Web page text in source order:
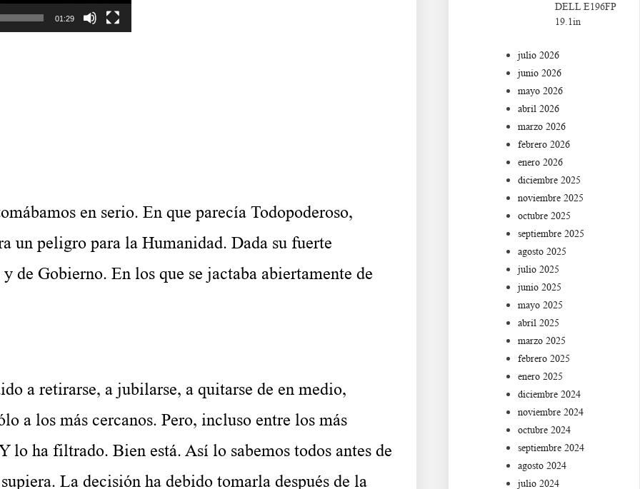
01:29
en serio. En que parecía Todopoderoso,
un peligro para la Humanidad. Dada su fuerte
de Gobierno. En los que se jactaba abiertamente de
retirarse, a jubilarse, a quitarse de en medio,
a los más cercanos. Pero, incluso entre los más
lo ha filtrado. Bien está. Así lo sabemos todos antes de
La decisión ha debido tomarla después de la
DELL E196FP
19.1in
julio 2026
junio 2026
mayo 2026
abril 2026
marzo 2026
febrero 2026
enero 2026
diciembre 2025
noviembre 2025
octubre 2025
septiembre 2025
agosto 2025
julio 2025
junio 2025
mayo 2025
abril 2025
marzo 2025
febrero 2025
enero 2025
diciembre 2024
noviembre 2024
octubre 2024
septiembre 2024
agosto 2024
julio 2024